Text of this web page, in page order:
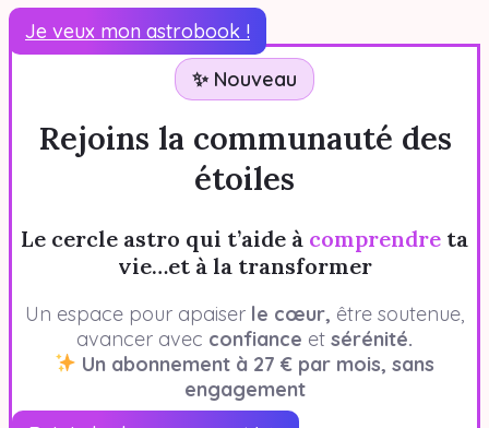
Je veux mon astrobook !
✨ Nouveau
Rejoins la communauté des
étoiles
Le cercle astro qui t’aide à comprendre ta
vie…et à la transformer
Un espace pour apaiser le cœur, être soutenue,
avancer avec confiance et sérénité.
Un abonnement à 27 € par mois, sans
engagement